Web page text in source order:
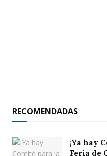
RECOMENDADAS
¡Ya hay
Feria de